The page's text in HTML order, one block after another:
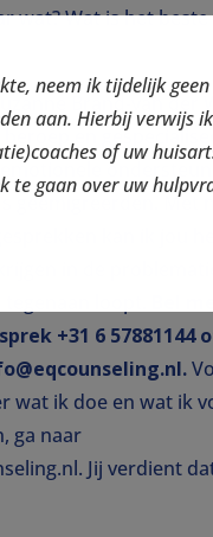
wat? Wat is het beste
Brand-van der
beroep en
emotionele
geëmigreerden. Met
+31 6 57881144
wat ik doe en wat ik
ga naar
Jij verdient
neem ik tijdelijk
aan. Hierbij verwijs
of uw
te gaan over uw